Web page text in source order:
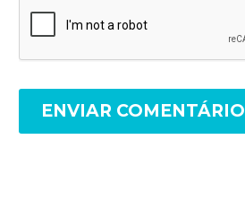
ENVIAR COMENTÁRIO